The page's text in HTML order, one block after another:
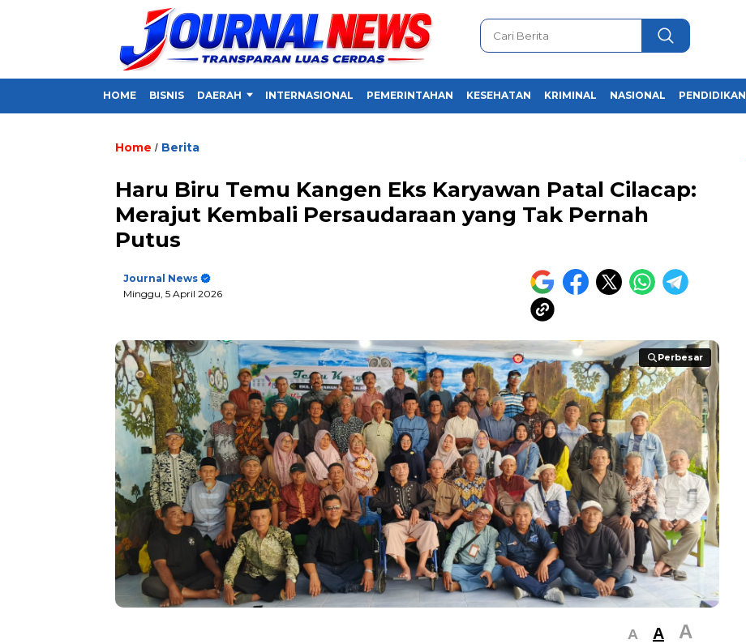
HOME BISNIS DAERAH INTERNASIONAL PEMERINTAHAN KESEHATAN KRIMINAL NASIONAL PENDIDIKAN
Home / Berita
Haru Biru Temu Kangen Eks Karyawan Patal Cilacap:
Merajut Kembali Persaudaraan yang Tak Pernah
Putus
Journal News
Minggu, 5 April 2026
Perbesar
Perbesar
A A A